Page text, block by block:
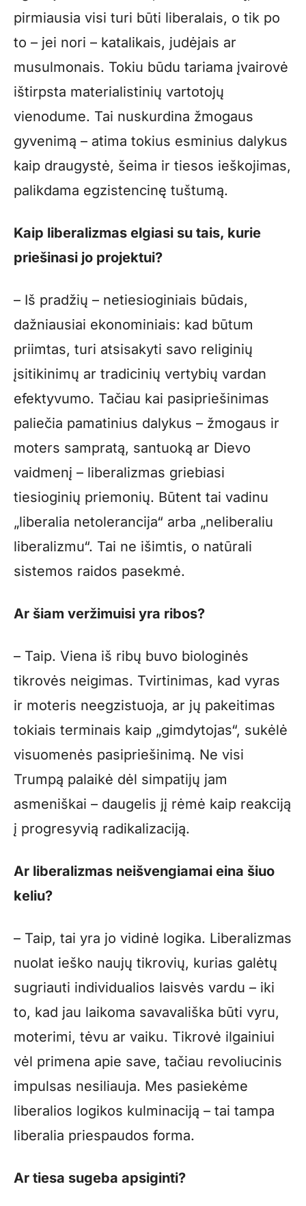
pirmiausia visi turi būti liberalais, o tik po
to – jei nori – katalikais, judėjais ar
musulmonais. Tokiu būdu tariama įvairovė
ištirpsta materialistinių vartotojų
vienodume. Tai nuskurdina žmogaus
gyvenimą – atima tokius esminius dalykus
kaip draugystė, šeima ir tiesos ieškojimas,
palikdama egzistencinę tuštumą.
Kaip liberalizmas elgiasi su tais, kurie
priešinasi jo projektui?
– Iš pradžių – netiesioginiais būdais,
dažniausiai ekonominiais: kad būtum
priimtas, turi atsisakyti savo religinių
įsitikinimų ar tradicinių vertybių vardan
efektyvumo. Tačiau kai pasipriešinimas
paliečia pamatinius dalykus – žmogaus ir
moters sampratą, santuoką ar Dievo
vaidmenį – liberalizmas griebiasi
tiesioginių priemonių. Būtent tai vadinu
„liberalia netolerancija“ arba „neliberaliu
liberalizmu“. Tai ne išimtis, o natūrali
sistemos raidos pasekmė.
Ar šiam veržimuisi yra ribos?
– Taip. Viena iš ribų buvo biologinės
tikrovės neigimas. Tvirtinimas, kad vyras
ir moteris neegzistuoja, ar jų pakeitimas
tokiais terminais kaip „gimdytojas“, sukėlė
visuomenės pasipriešinimą. Ne visi
Trumpą palaikė dėl simpatijų jam
asmeniškai – daugelis jį rėmė kaip reakciją
į progresyvią radikalizaciją.
Ar liberalizmas neišvengiamai eina šiuo
keliu?
– Taip, tai yra jo vidinė logika. Liberalizmas
nuolat ieško naujų tikrovių, kurias galėtų
sugriauti individualios laisvės vardu – iki
to, kad jau laikoma savavališka būti vyru,
moterimi, tėvu ar vaiku. Tikrovė ilgainiui
vėl primena apie save, tačiau revoliucinis
impulsas nesiliauja. Mes pasiekėme
liberalios logikos kulminaciją – tai tampa
liberalia priespaudos forma.
Ar tiesa sugeba apsiginti?